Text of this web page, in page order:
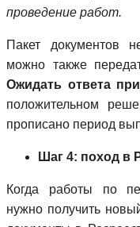
проведение работ.
Пакет документов
можно также
Ожидать ответа
положительном
прописано период
Шаг 4: поход в
Когда работы по
нужно получить